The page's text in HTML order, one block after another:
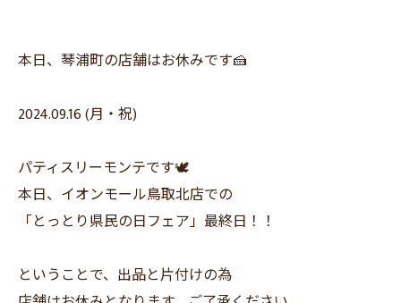
本日、琴浦町の店舗はお休みです🍰
2024.09.16 (月・祝)
パティスリーモンテです🕊️
本日、イオンモール鳥取北店での
「とっとり県民の日フェア」最終日！！
ということで、出品と片付けの為